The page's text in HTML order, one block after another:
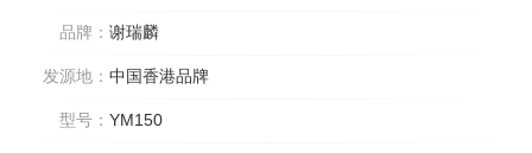
品牌： 谢瑞麟
发源地： 中国香港品牌
型号： YM150